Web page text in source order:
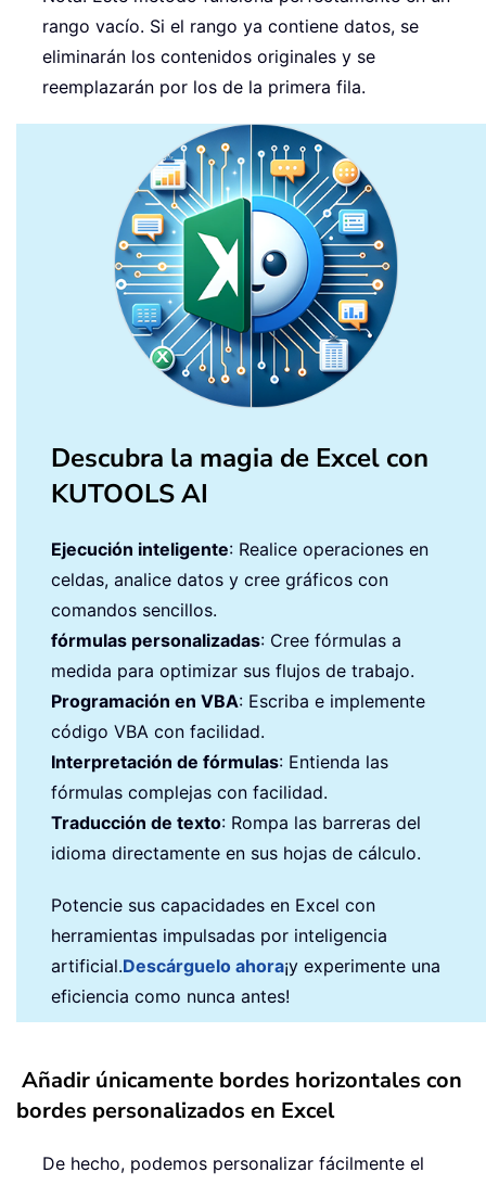
rango vacío. Si el rango ya contiene datos, se
eliminarán los contenidos originales y se
reemplazarán por los de la primera fila.
Descubra la magia de Excel con
KUTOOLS AI
Ejecución inteligente: Realice operaciones en
celdas, analice datos y cree gráficos con
comandos sencillos.
fórmulas personalizadas: Cree fórmulas a
medida para optimizar sus flujos de trabajo.
Programación en VBA: Escriba e implemente
código VBA con facilidad.
Interpretación de fórmulas: Entienda las
fórmulas complejas con facilidad.
Traducción de texto: Rompa las barreras del
idioma directamente en sus hojas de cálculo.
Potencie sus capacidades en Excel con
herramientas impulsadas por inteligencia
artificial.Descárguelo ahora¡y experimente una
eficiencia como nunca antes!
Añadir únicamente bordes horizontales con
bordes personalizados en Excel
De hecho, podemos personalizar fácilmente el